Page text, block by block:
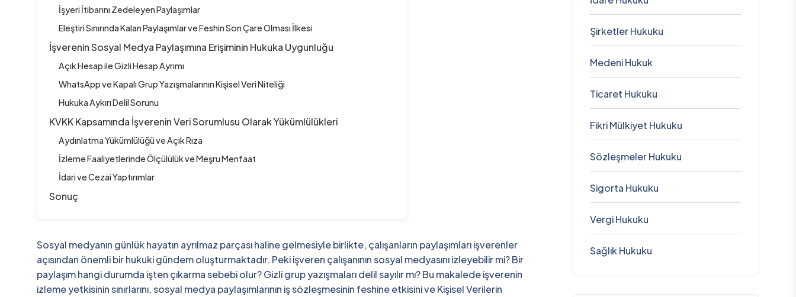
İşyeri İtibarını Zedeleyen Paylaşımlar
Eleştiri Sınırında Kalan Paylaşımlar ve Feshin Son Çare Olması İlkesi
İşverenin Sosyal Medya Paylaşımına Erişiminin Hukuka Uygunluğu
Açık Hesap ile Gizli Hesap Ayrımı
WhatsApp ve Kapalı Grup Yazışmalarının Kişisel Veri Niteliği
Hukuka Aykırı Delil Sorunu
KVKK Kapsamında İşverenin Veri Sorumlusu Olarak Yükümlülükleri
Aydınlatma Yükümlülüğü ve Açık Rıza
İzleme Faaliyetlerinde Ölçülülük ve Meşru Menfaat
İdari ve Cezai Yaptırımlar
Sonuç
Sosyal medyanın günlük hayatın ayrılmaz parçası haline gelmesiyle birlikte, çalışanların paylaşımları işverenler
açısından önemli bir hukuki gündem oluşturmaktadır. Peki işveren çalışanının sosyal medyasını izleyebilir mi? Bir
paylaşım hangi durumda işten çıkarma sebebi olur? Gizli grup yazışmaları delil sayılır mı? Bu makalede işverenin
izleme yetkisinin sınırlarını, sosyal medya paylaşımlarının iş sözleşmesinin feshine etkisini ve Kişisel Verilerin
Şirketler Hukuku
Medeni Hukuk
Ticaret Hukuku
Fikri Mülkiyet Hukuku
Sözleşmeler Hukuku
Sigorta Hukuku
Vergi Hukuku
Sağlık Hukuku